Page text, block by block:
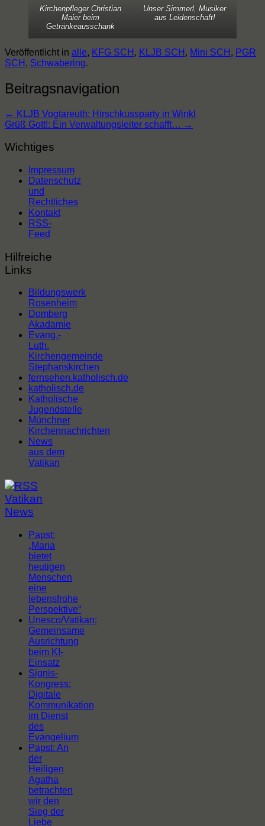
Kirchenpfleger Christian
Maier beim
Getränkeausschank
Unser Simmerl, Musiker
aus Leidenschaft!
Veröffentlicht in alle, KFG SCH , KLJB SCH , Mini SCH , PGR
SCH , Schwabering.
Beitragsnavigation
← KLJB Vogtareuth: Hirschkussparty in Winkl
Grüß Gott!: Ein Verwaltungsleiter schafft… →
Wichtiges
Impressum
Datenschutz
und
Rechtliches
Kontakt
RSS-
Feed
Hilfreiche
Links
Bildungswerk
Rosenheim
Domberg
Akadamie
Evang.-
Luth.
Kirchengemeinde
Stephanskirchen
fernsehen.katholisch.de
katholisch.de
Katholische
Jugendstelle
Münchner
Kirchennachrichten
News
aus dem
Vatikan
Vatikan
News
Papst:
„Maria
bietet
heutigen
Menschen
eine
lebensfrohe
Perspektive“
Unesco/Vatikan:
Gemeinsame
Ausrichtung
beim KI-
Einsatz
Signis-
Kongress:
Digitale
Kommunikation
im Dienst
des
Evangelium
Papst: An
der
Heiligen
Agatha
betrachten
wir den
Sieg der
Liebe